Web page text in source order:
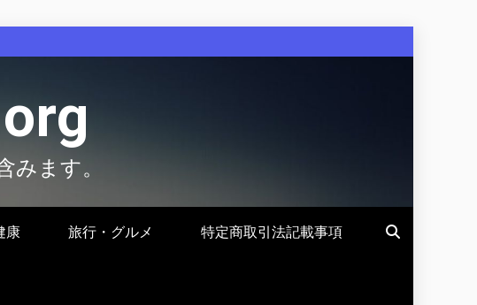
みます。
康 旅行・グルメ 特定商取引法記載事項